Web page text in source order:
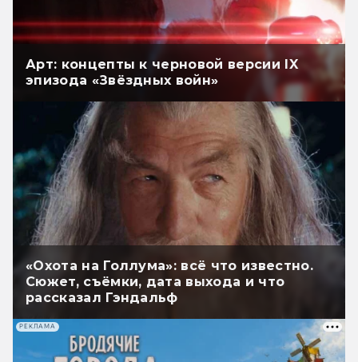
Арт: концепты к черновой версии IX
эпизода «Звёздных войн»
«Охота на Голлума»: всё что известно.
Сюжет, съёмки, дата выхода и что
рассказал Гэндальф
РЕКЛАМА